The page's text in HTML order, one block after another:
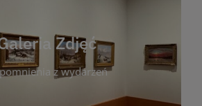
Zdjęć
z wydarzeń
jak żyje nasza biblioteka
Zdjęcia dokumentują zarówno
jak i codzienne aktywności
dodajemy nowe galerie,
mógł powrócić do wyjątkowych